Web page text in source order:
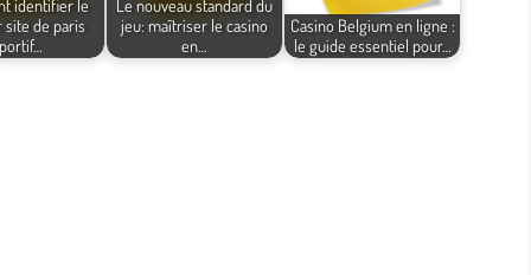
identifier le
site de paris
Le nouveau standard du
jeu: maîtriser le casino
en…
Casino Belgium en ligne :
le guide essentiel pour…